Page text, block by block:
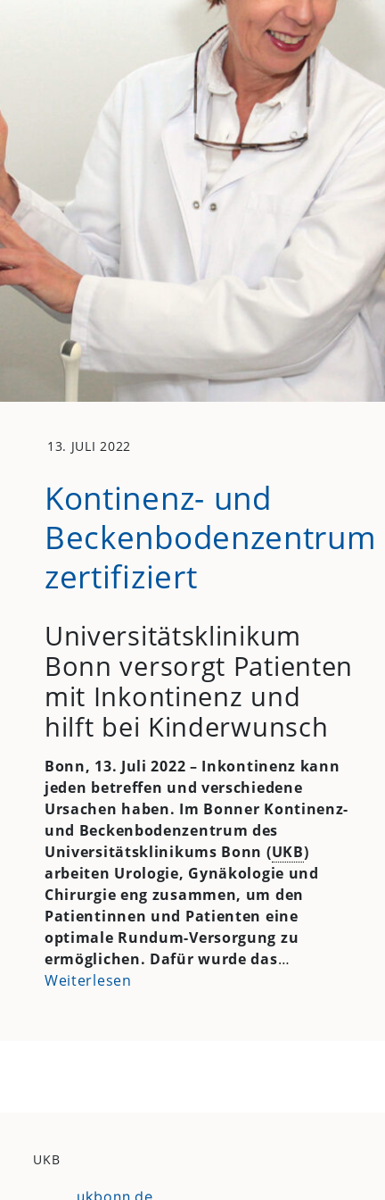
13. JULI 2022
Kontinenz- und
Beckenbodenzentrum
zertifiziert
Universitätsklinikum
Bonn versorgt Patienten
mit Inkontinenz und
hilft bei Kinderwunsch
Bonn, 13. Juli 2022 – Inkontinenz kann
jeden betreffen und verschiedene
Ursachen haben. Im Bonner Kontinenz-
und Beckenbodenzentrum des
Universitätsklinikums Bonn (UKB)
arbeiten Urologie, Gynäkologie und
Chirurgie eng zusammen, um den
Patientinnen und Patienten eine
optimale Rundum-Versorgung zu
ermöglichen. Dafür wurde das…
Weiterlesen
UKB
ukbonn.de